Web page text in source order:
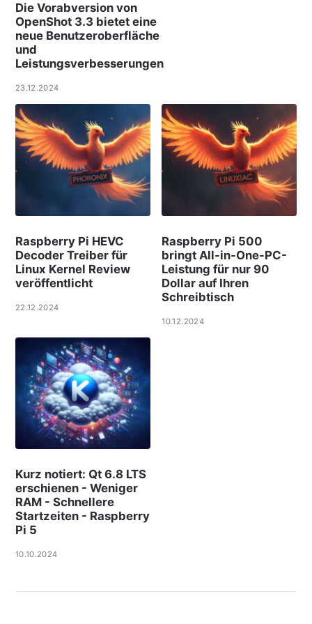
Die Vorabversion von
OpenShot 3.3 bietet eine
neue Benutzeroberfläche
und
Leistungsverbesserungen
23.12.2024
Raspberry Pi HEVC
Decoder Treiber für
Linux Kernel Review
veröffentlicht
22.12.2024
Raspberry Pi 500
bringt All-in-One-PC-
Leistung für nur 90
Dollar auf Ihren
Schreibtisch
10.12.2024
Kurz notiert: Qt 6.8 LTS
erschienen - Weniger
RAM - Schnellere
Startzeiten - Raspberry
Pi 5
10.10.2024